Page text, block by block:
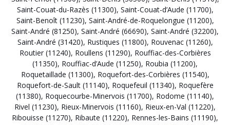
Saint-Couat-du-Razès (11300), Saint-Couat-d’Aude (11700),
Saint-Benoît (11230), Saint-André-de-Roquelongue (11200),
Saint-André (81250), Saint-André (66690), Saint-André (32200),
Saint-André (31420), Rustiques (11800), Rouvenac (11260),
Routier (11240), Roullens (11290), Rouffiac-des-Corbières
(11350), Rouffiac-d’Aude (11250), Roubia (11200),
Roquetaillade (11300), Roquefort-des-Corbières (11540),
Roquefort-de-Sault (11140), Roquefeuil (11340), Roquefère
(11380), Roquecourbe-Minervois (11700), Rodome (11140),
Rivel (11230), Rieux-Minervois (11160), Rieux-en-Val (11220),
Ribouisse (11270), Ribaute (11220), Rennes-les-Bains (11190),